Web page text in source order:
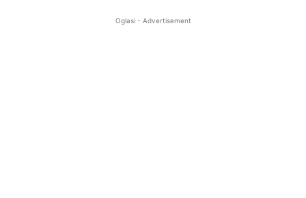
Oglasi - Advertisement